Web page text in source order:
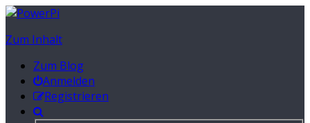
Zum Inhalt
Zum Blog
Anmelden
Registrieren